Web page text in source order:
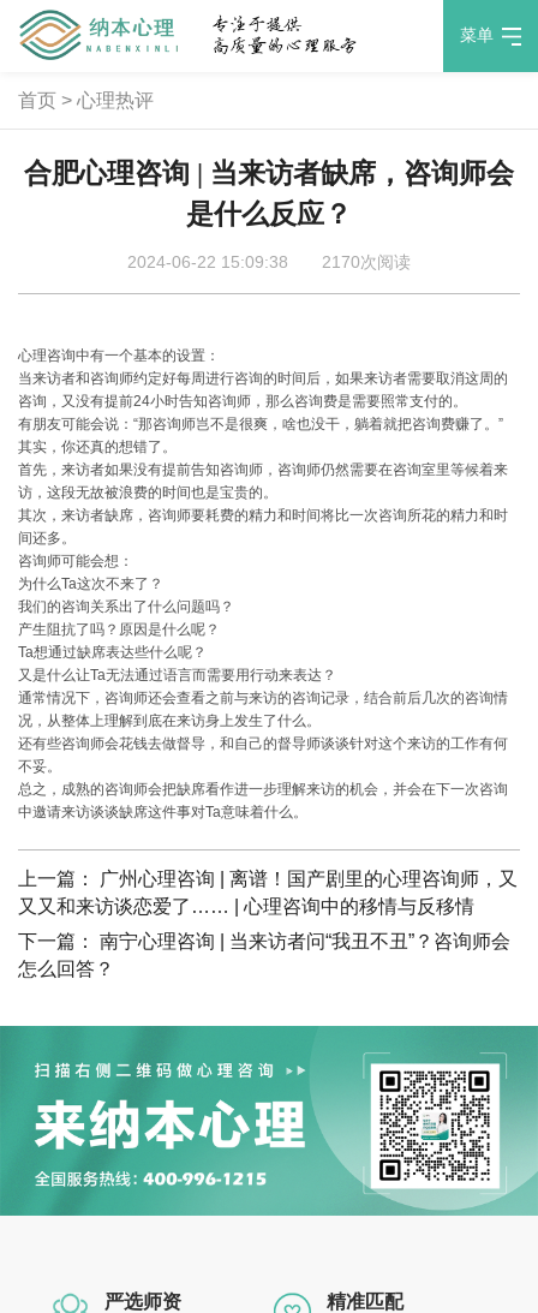
菜单
首页> 心理热评
合肥心理咨询 | 当来访者缺席，咨询师会
是什么反应？
2024-06-22 15:09:38 2170次阅读
心理咨询中有一个基本的设置：
当来访者和咨询师约定好每周进行咨询的时间后，如果来访者需要取消这周的
咨询，又没有提前24小时告知咨询师，那么咨询费是需要照常支付的。
有朋友可能会说：“那咨询师岂不是很爽，啥也没干，躺着就把咨询费赚了。”
其实，你还真的想错了。
首先，来访者如果没有提前告知咨询师，咨询师仍然需要在咨询室里等候着来
访，这段无故被浪费的时间也是宝贵的。
其次，来访者缺席，咨询师要耗费的精力和时间将比一次咨询所花的精力和时
间还多。
咨询师可能会想：
为什么Ta这次不来了？
我们的咨询关系出了什么问题吗？
产生阻抗了吗？原因是什么呢？
Ta想通过缺席表达些什么呢？
又是什么让Ta无法通过语言而需要用行动来表达？
通常情况下，咨询师还会查看之前与来访的咨询记录，结合前后几次的咨询情
况，从整体上理解到底在来访身上发生了什么。
还有些咨询师会花钱去做督导，和自己的督导师谈谈针对这个来访的工作有何
不妥。
总之，成熟的咨询师会把缺席看作进一步理解来访的机会，并会在下一次咨询
中邀请来访谈谈缺席这件事对Ta意味着什么。
上一篇：
广州心理咨询 | 离谱！国产剧里的心理咨询师，又
又又和来访谈恋爱了…… | 心理咨询中的移情与反移情
下一篇： 南宁心理咨询 | 当来访者问“我丑不丑”？咨询师会
怎么回答？
严选师资 精准匹配